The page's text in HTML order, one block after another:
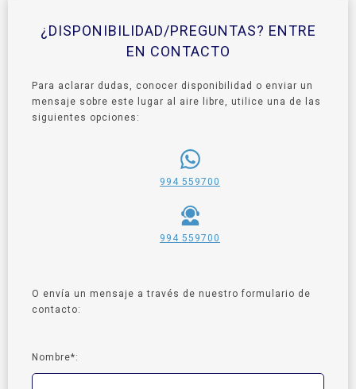
¿DISPONIBILIDAD/PREGUNTAS? ENTRE
EN CONTACTO
Para aclarar dudas, conocer disponibilidad o enviar un
mensaje sobre este lugar al aire libre, utilice una de las
siguientes opciones:
994 559700
994 559700
O envía un mensaje a través de nuestro formulario de
contacto:
Nombre*: